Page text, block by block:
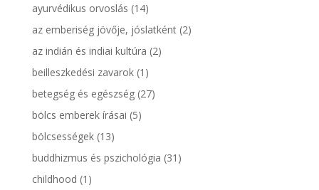
ayurvédikus orvoslás (14)
az emberiség jövője, jóslatként(2)
az indián és indiai kultúra (2)
beilleszkedési zavarok(1)
betegség és egészség(27)
bölcs emberek írásai (5)
bölcsességek(13)
buddhizmus és pszichológia (31)
childhood (1)